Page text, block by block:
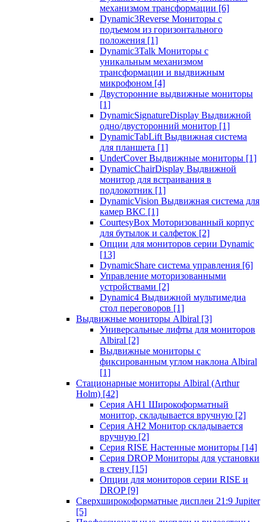
механизмом трансформации [6]
Dynamic3Reverse Мониторы с
подъемом из горизонтального
положения [1]
Dynamic3Talk Мониторы с
уникальным механизмом
трансформации и выдвижным
микрофоном [4]
Двусторонние выдвижные мониторы
[1]
DynamicSignatureDisplay Выдвижной
одно/двусторонний монитор [1]
DynamicTabLift Выдвижная система
для планшета [1]
UnderCover Выдвижные мониторы [1]
DynamicChairDisplay Выдвижной
монитор для встраивания в
подлокотник [1]
DynamicVision Выдвижная система для
камер ВКС [1]
CourtesyBox Моторизованный корпус
для бутылок и салфеток [2]
Опции для мониторов серии Dynamic
[13]
DynamicShare система управления [6]
Управление моторизованными
устройствами [2]
Dynamic4 Выдвижной мультимедиа
стол переговоров [1]
Выдвижные мониторы Albiral [3]
Универсальные лифты для мониторов
Albiral [2]
Выдвижные мониторы с
фиксированным углом наклона Albiral
[1]
Стационарные мониторы Albiral (Arthur
Holm) [42]
Серия AH1 Широкоформатный
монитор, складывается вручную [2]
Серия AH2 Монитор складывается
вручную [2]
Серия RISE Настенные мониторы [14]
Серия DROP Мониторы для установки
в стену [15]
Опции для мониторов серии RISE и
DROP [9]
Сверхширокоформатные дисплеи 21:9 Jupiter
[5]